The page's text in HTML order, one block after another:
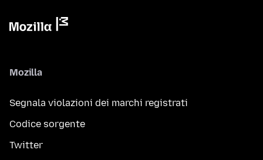
Mozilla
Segnala violazioni dei marchi registrati
Codice sorgente
Twitter